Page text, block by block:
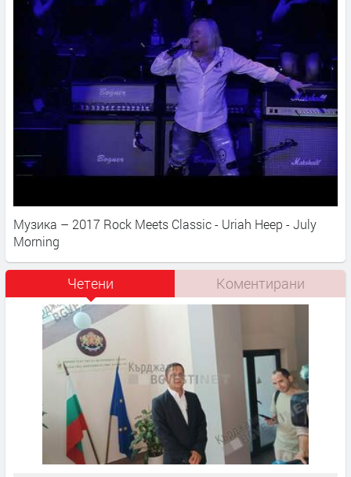
Музика – 2017 Rock Meets Classic - Uriah Heep - July
Morning
Четени Коментирани